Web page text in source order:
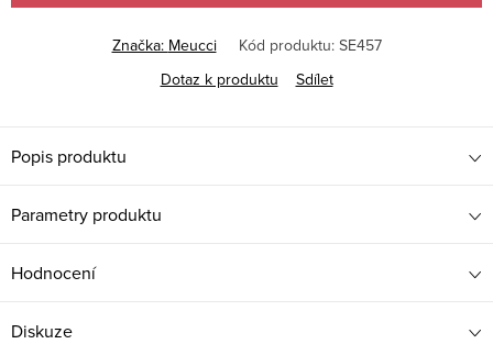
Značka: Meucci Kód produktu: SE457
Dotaz k produktu
Sdílet
Popis produktu
Parametry produktu
Hodnocení
Diskuze